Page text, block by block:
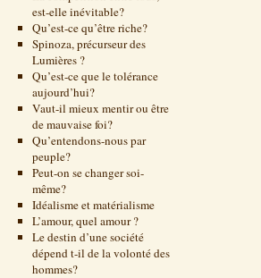
est-elle inévitable?
Qu’est-ce qu’être riche?
Spinoza, précurseur des
Lumières ?
Qu’est-ce que le tolérance
aujourd’hui?
Vaut-il mieux mentir ou être
de mauvaise foi?
Qu’entendons-nous par
peuple?
Peut-on se changer soi-
même?
Idéalisme et matérialisme
L’amour, quel amour ?
Le destin d’une société
dépend t-il de la volonté des
hommes?